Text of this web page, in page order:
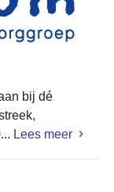
bij dé
Lees meer